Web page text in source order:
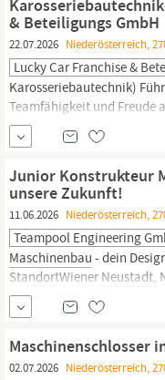
& Beteiligungs GmbH
22.07.2026 Niederösterreich,
Lucky Car Franchise &
Karosseriebautechnik)
Teamfähigkeit und Freude
Chance Betriebsausflüge
Spritztouren und
Zusammenarbeit in einem
Junior Konstrukteur
unsere Zukunft!
11.06.2026 Niederösterreich,
Teampool Engineering
Maschinenbau - dein
StandortWiener Neustadt,
Stunden/Woche Dich
Maschinenschlosser
02.07.2026 Niederösterreich,